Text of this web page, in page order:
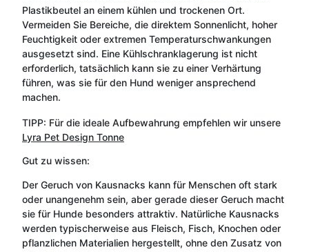
Plastikbeutel an einem kühlen und trockenen Ort.
Vermeiden Sie Bereiche, die direktem Sonnenlicht, hoher
Feuchtigkeit oder extremen Temperaturschwankungen
ausgesetzt sind. Eine Kühlschranklagerung ist nicht
erforderlich, tatsächlich kann sie zu einer Verhärtung
führen, was sie für den Hund weniger ansprechend
machen.
TIPP: Für die ideale Aufbewahrung empfehlen wir unsere
Lyra Pet Design Tonne
Gut zu wissen:
Der Geruch von Kausnacks kann für Menschen oft stark
oder unangenehm sein, aber gerade dieser Geruch macht
sie für Hunde besonders attraktiv. Natürliche Kausnacks
werden typischerweise aus Fleisch, Fisch, Knochen oder
pflanzlichen Materialien hergestellt, ohne den Zusatz von